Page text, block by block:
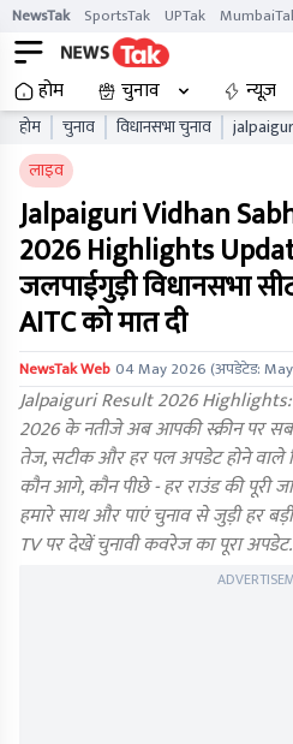
NewsTak SportsTak UPTak
होम चुनाव न्यूज़
होम चुनाव विधानसभा चुनाव
लाइव
Jalpaiguri Vidhan
2026 Highlights
जलपाईगुड़ी विधानसभा
AITC को मात दी
NewsTak Web04 May 2026(अपडेटेड:
Jalpaiguri Result 2026 Highlights:
2026 के नतीजे अब आपकी स्क्रीन पर
तेज, सटीक और हर पल अपडेट होने वाले
कौन आगे, कौन पीछे - हर राउंड की पूरी
हमारे साथ और पाएं चुनाव से जुड़ी हर
TV पर देखें चुनावी कवरेज का पूरा अपडेट.